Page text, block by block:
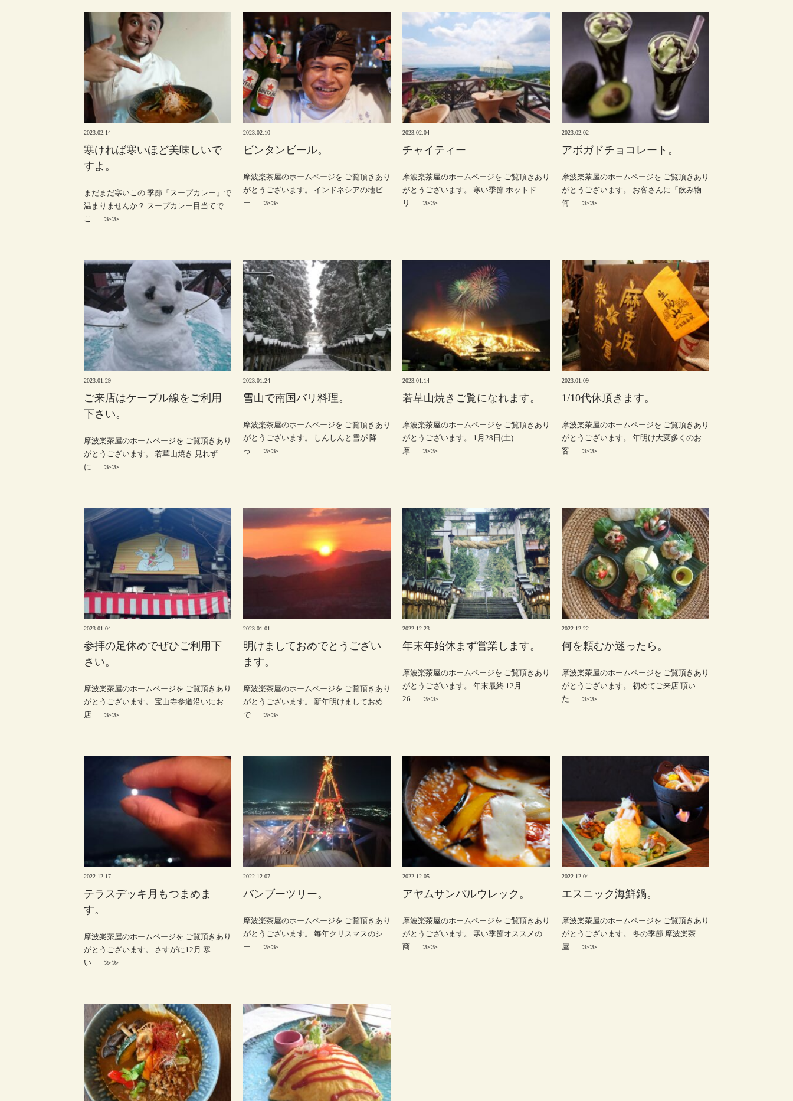
2023.02.14
寒ければ寒いほど美味しいで
すよ。
まだまだ寒いこの 季節「スープカレー」で
温まりませんか？ スープカレー目当てで
こ.......≫≫
2023.02.10
ビンタンビール。
摩波楽茶屋のホームページを ご覧頂きあり
がとうございます。 インドネシアの地ビ
ー.......≫≫
2023.02.04
チャイティー
摩波楽茶屋のホームページを ご覧頂きあり
がとうございます。 寒い季節 ホットド
リ.......≫≫
2023.02.02
アボガドチョコレート。
摩波楽茶屋のホームページを ご覧頂きあり
がとうございます。 お客さんに「飲み物
何.......≫≫
2023.01.29
ご来店はケーブル線をご利用
下さい。
摩波楽茶屋のホームページを ご覧頂きあり
がとうございます。 若草山焼き 見れず
に.......≫≫
2023.01.24
雪山で南国バリ料理。
摩波楽茶屋のホームページを ご覧頂きあり
がとうございます。 しんしんと雪が 降
っ.......≫≫
2023.01.14
若草山焼きご覧になれます。
摩波楽茶屋のホームページを ご覧頂きあり
がとうございます。 1月28日(土)
摩.......≫≫
2023.01.09
1/10代休頂きます。
摩波楽茶屋のホームページを ご覧頂きあり
がとうございます。 年明け大変多くのお
客.......≫≫
2023.01.04
参拝の足休めでぜひご利用下
さい。
摩波楽茶屋のホームページを ご覧頂きあり
がとうございます。 宝山寺参道沿いにお
店.......≫≫
2023.01.01
明けましておめでとうござい
ます。
摩波楽茶屋のホームページを ご覧頂きあり
がとうございます。 新年明けましておめ
で.......≫≫
2022.12.23
年末年始休まず営業します。
摩波楽茶屋のホームページを ご覧頂きあり
がとうございます。 年末最終 12月
26.......≫≫
2022.12.22
何を頼むか迷ったら。
摩波楽茶屋のホームページを ご覧頂きあり
がとうございます。 初めてご来店 頂い
た.......≫≫
2022.12.17
テラスデッキ月もつまめま
す。
摩波楽茶屋のホームページを ご覧頂きあり
がとうございます。 さすがに12月 寒
い.......≫≫
2022.12.07
バンブーツリー。
摩波楽茶屋のホームページを ご覧頂きあり
がとうございます。 毎年クリスマスのシ
ー.......≫≫
2022.12.05
アヤムサンバルウレック。
摩波楽茶屋のホームページを ご覧頂きあり
がとうございます。 寒い季節オススメの
商.......≫≫
2022.12.04
エスニック海鮮鍋。
摩波楽茶屋のホームページを ご覧頂きあり
がとうございます。 冬の季節 摩波楽茶
屋.......≫≫